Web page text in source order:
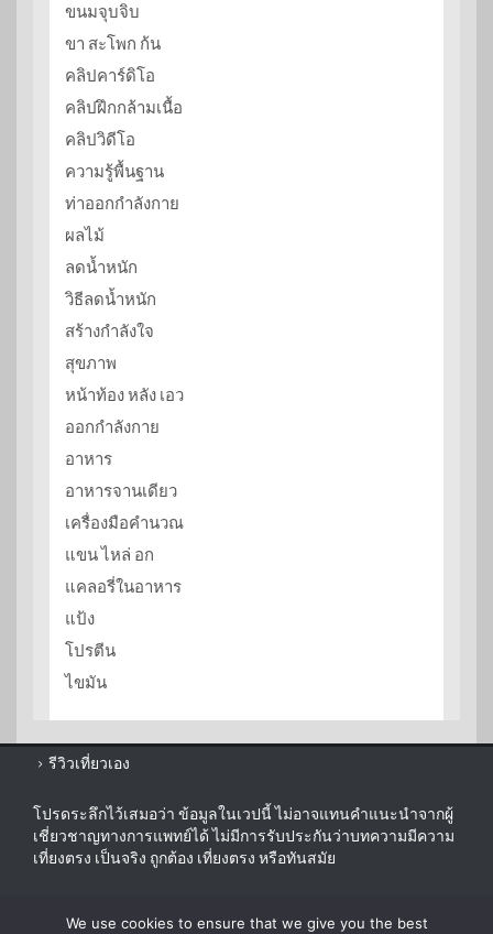
ขนมจุบจิบ
ขา สะโพก ก้น
คลิปคาร์ดิโอ
คลิปฝึกกล้ามเนื้อ
คลิปวิดีโอ
ความรู้พื้นฐาน
ท่าออกกำลังกาย
ผลไม้
ลดน้ำหนัก
วิธีลดน้ำหนัก
สร้างกำลังใจ
สุขภาพ
หน้าท้อง หลัง เอว
ออกกำลังกาย
อาหาร
อาหารจานเดียว
เครื่องมือคำนวณ
แขน ไหล่ อก
แคลอรี่ในอาหาร
แป้ง
โปรตีน
ไขมัน
รีวิวเที่ยวเอง
โปรดระลึกไว้เสมอว่า ข้อมูลในเวปนี้ ไม่อาจแทนคำแนะนำจากผู้
เชี่ยวชาญทางการแพทย์ได้ ไม่มีการรับประกันว่าบทความมีความ
เที่ยงตรง เป็นจริง ถูกต้อง เที่ยงตรง หรือทันสมัย
We use cookies to ensure that we give you the best